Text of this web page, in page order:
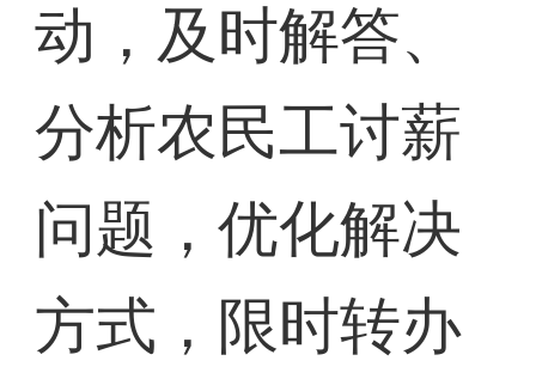
动，及时解答、
分析农民工讨薪
问题，优化解决
方式，限时转办